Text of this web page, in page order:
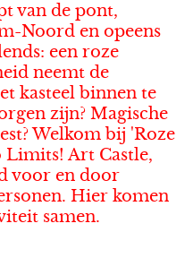
van de pont,
Noord en opeens
een roze
neemt de
kasteel binnen te
zijn? Magische
Welkom bij 'Roze
Limits! Art Castle,
voor en door
Hier komen
samen.